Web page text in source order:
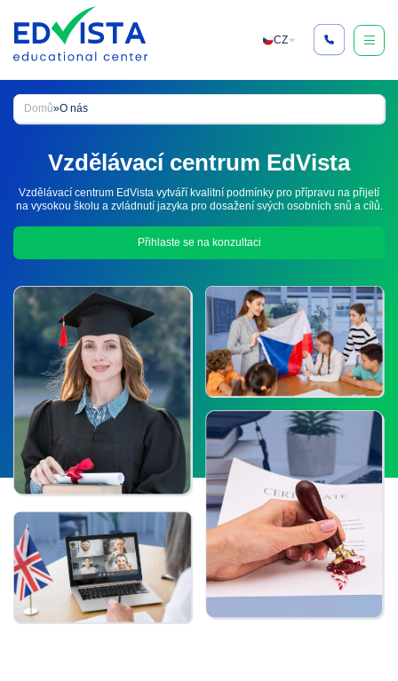
content
CZ
Domů»O nás
Vzdělávací centrum EdVista
Vzdělávací centrum EdVista vytváří kvalitní podmínky pro přípravu na přijetí
na vysokou školu a zvládnutí jazyka pro dosažení svých osobních snů a cílů.
Přihlaste se na konzultaci